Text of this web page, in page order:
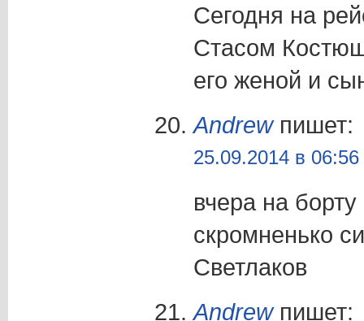
Сегодня на
Стасом
его женой и
Andrewпишет:
25.09.2014 в 06:56
вчера на
скромненько
Светлаков
Andrewпишет: